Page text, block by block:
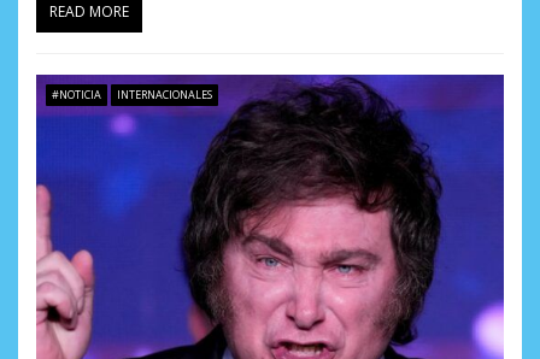
READ MORE
#NOTICIA INTERNACIONALES